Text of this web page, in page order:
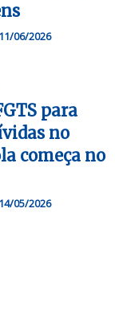
11/06/2026
para
no
começa no
14/05/2026